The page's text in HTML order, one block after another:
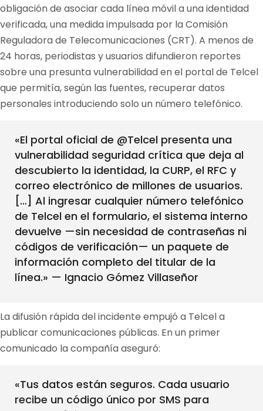
obligación de asociar cada línea móvil a una identidad
verificada, una medida impulsada por la Comisión
Reguladora de Telecomunicaciones (CRT). A menos de
24 horas, periodistas y usuarios difundieron reportes
sobre una presunta vulnerabilidad en el portal de Telcel
que permitía, según las fuentes, recuperar datos
personales introduciendo solo un número telefónico.
«El portal oficial de @Telcel presenta una
vulnerabilidad seguridad crítica que deja al
descubierto la identidad, la CURP, el RFC y
correo electrónico de millones de usuarios.
[…] Al ingresar cualquier número telefónico
de Telcel en el formulario, el sistema interno
devuelve —sin necesidad de contraseñas ni
códigos de verificación— un paquete de
información completo del titular de la
línea.» — Ignacio Gómez Villaseñor
La difusión rápida del incidente empujó a Telcel a
publicar comunicaciones públicas. En un primer
comunicado la compañía aseguró:
«Tus datos están seguros. Cada usuario
recibe un código único por SMS para